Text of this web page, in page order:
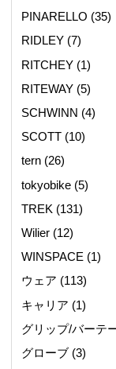
PINARELLO (35)
RIDLEY(7)
RITCHEY(1)
RITEWAY(5)
SCHWINN (4)
SCOTT(10)
tern(26)
tokyobike(5)
TREK (131)
Wilier(12)
WINSPACE (1)
ウェア (113)
キャリア (1)
グリップ/バーテ
グローブ(3)